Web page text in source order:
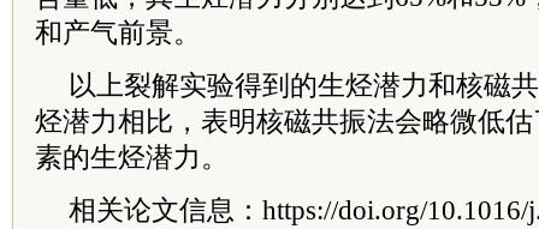
和产气前景。
以上裂解实验得到的生烃潜力和核磁
烃潜力相比，表明核磁共振法会略微低
素的生烃潜力。
相关论文信息：https://doi.org/10.1016/